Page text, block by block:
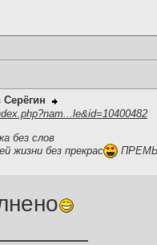
Серёгин
без слов
жизни без прекрас